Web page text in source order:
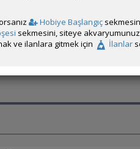
Hobiye Başlangıç
sekmesini, siteye
ve ilanlara gitmek için İlanlar